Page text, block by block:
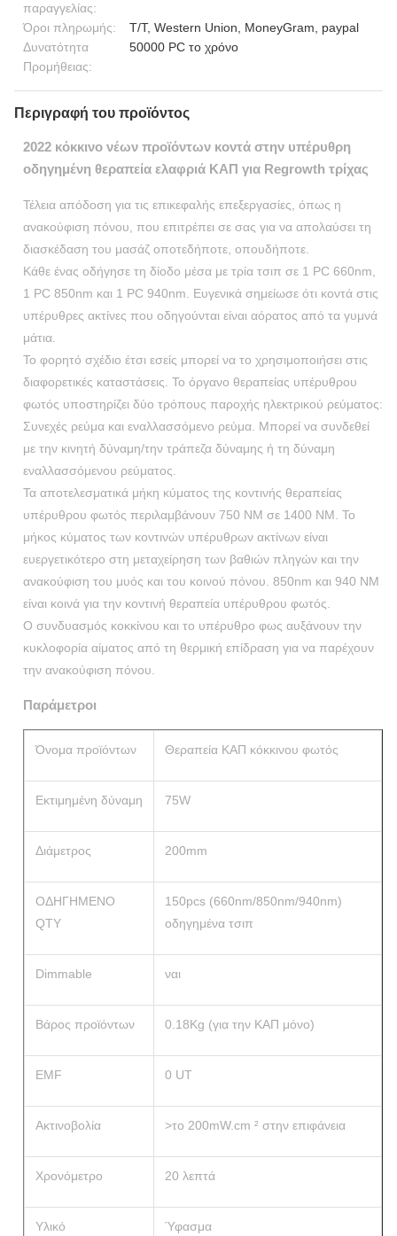
παραγγελίας:
Όροι πληρωμής:
T/T, Western Union, MoneyGram, paypal
Δυνατότητα
Προμήθειας:
50000 PC το χρόνο
Περιγραφή του προϊόντος
2022 κόκκινο νέων προϊόντων κοντά στην υπέρυθρη
οδηγημένη θεραπεία ελαφριά ΚΑΠ για Regrowth τρίχας
Τέλεια απόδοση για τις επικεφαλής επεξεργασίες, όπως η
ανακούφιση πόνου, που επιτρέπει σε σας για να απολαύσει τη
διασκέδαση του μασάζ οποτεδήποτε, οπουδήποτε.
Κάθε ένας οδήγησε τη δίοδο μέσα με τρία τσιπ σε 1 PC 660nm,
1 PC 850nm και 1 PC 940nm. Ευγενικά σημείωσε ότι κοντά στις
υπέρυθρες ακτίνες που οδηγούνται είναι αόρατος από τα γυμνά
μάτια.
Το φορητό σχέδιο έτσι εσείς μπορεί να το χρησιμοποιήσει στις
διαφορετικές καταστάσεις. Το όργανο θεραπείας υπέρυθρου
φωτός υποστηρίζει δύο τρόπους παροχής ηλεκτρικού ρεύματος:
Συνεχές ρεύμα και εναλλασσόμενο ρεύμα. Μπορεί να συνδεθεί
με την κινητή δύναμη/την τράπεζα δύναμης ή τη δύναμη
εναλλασσόμενου ρεύματος.
Τα αποτελεσματικά μήκη κύματος της κοντινής θεραπείας
υπέρυθρου φωτός περιλαμβάνουν 750 NM σε 1400 NM. Το
μήκος κύματος των κοντινών υπέρυθρων ακτίνων είναι
ευεργετικότερο στη μεταχείρηση των βαθιών πληγών και την
ανακούφιση του μυός και του κοινού πόνου. 850nm και 940 NM
είναι κοινά για την κοντινή θεραπεία υπέρυθρου φωτός.
Ο συνδυασμός κοκκίνου και το υπέρυθρο φως αυξάνουν την
κυκλοφορία αίματος από τη θερμική επίδραση για να παρέχουν
την ανακούφιση πόνου.
Παράμετροι
Όνομα προϊόντων Θεραπεία ΚΑΠ κόκκινου φωτός
Εκτιμημένη δύναμη 75W
Διάμετρος 200mm
ΟΔΗΓΗΜΕΝΟ
QTY
150pcs (660nm/850nm/940nm)
οδηγημένα τσιπ
Dimmable ναι
Βάρος προϊόντων 0.18Kg (για την ΚΑΠ μόνο)
EMF 0 UT
Ακτινοβολία >το 200mW.cm ² στην επιφάνεια
Χρονόμετρο 20 λεπτά
Υλικό Ύφασμα